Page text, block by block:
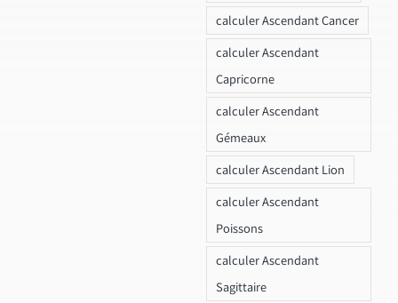
calculer Ascendant Cancer
calculer Ascendant
Capricorne
calculer Ascendant
Gémeaux
calculer Ascendant Lion
calculer Ascendant
Poissons
calculer Ascendant
Sagittaire